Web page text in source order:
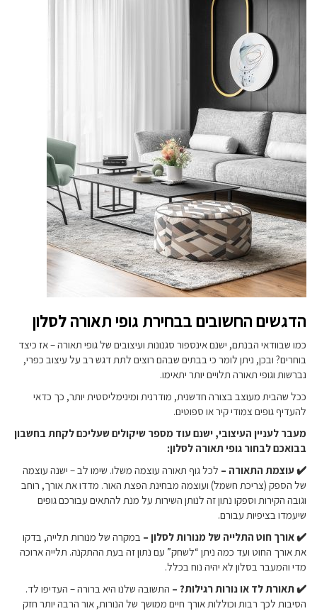
הדגשים החשובים בבחירת גופי תאורה לסלון
כמו שבוודאי הבנתם, ישנם אינספור סגנונות ועיצובים של גופי תאורה – אז כיצד
בוחרים? ובכן, ניתן לומר כי בבתים שבהם רוצים לתת דגש רב על עיצוב כפרי,
נברשות וגופי תאורה תלויים יותר יתאימו.
ככל שהבית מעוצב בצורה חדשנית, מודרנית ומינימליסטית יותר, כך כדאי
להעדיף גופים צמודי קיר או ספוטים.
מעבר לעניין העיצובי, ישנם עוד מספר שיקולים שעליכם לקחת בחשבון
בבואכם לבחור גופי תאורה לסלון:
✔️ עוצמת התאורה – לכל גוף תאורה עוצמה משלו. שימו לב – ישנה עוצמה
של הספק (צריכת חשמל) ועוצמה מבחינת הפצת האור. מדדו את אורך, רוחב
וגובה הקירות וספקו נתון זה לנותן השירות על מנת להתאים עבורכם גופים
שיעמדו בציפיות עבורם.
✔️ אורך חוט התלייה של מנורות לסלון – במקרה של מנורות תלייה, בדקו
את אורך החוט ועד כמה ניתן “לשחק” עם נתון זה בעת ההתקנה. תלייה ארוכה
מדי והמעבר בסלון לא יהיה נוח בכלל.
✔️ תאורת לד או נורות רגילות? – התשובה שלנו היא ברורה – העדיפו לד.
הסיבות לכך רבות וכוללות אורך חיים ממושך של הנורות, אור הרבה יותר חזק